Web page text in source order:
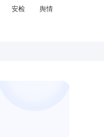
安检
舆情